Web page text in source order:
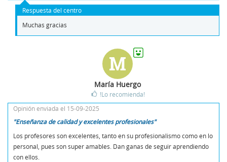
Respuesta del centro
Muchas gracias
M
María Huergo
!Lo recomienda!
Opinión enviada el 15-09-2025
"Enseñanza de calidad y excelentes profesionales"
Los profesores son excelentes, tanto en su profesionalismo como en lo
personal, pues son super amables. Dan ganas de seguir aprendiendo
con ellos.